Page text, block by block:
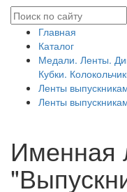
Главная
Каталог
Медали. Ленты.
Кубки.
Ленты
Ленты
Именная